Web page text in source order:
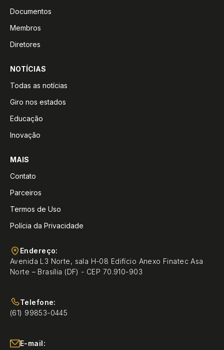
Documentos
Membros
Diretores
NOTÍCIAS
Todas as notícias
Giro nos estados
Educação
Inovação
MAIS
Contato
Parceiros
Termos de Uso
Polícia da Privacidade
Endereço:
Avenida L3 Norte, sala H-08 Edifício Anexo Finatec Asa
Norte – Brasília (DF) - CEP 70.910-903
Telefone:
(61) 99853-0445
E-mail: